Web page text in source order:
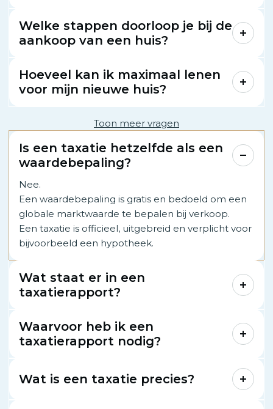
Welke stappen doorloop je bij de
aankoop van een huis?
Hoeveel kan ik maximaal lenen
voor mijn nieuwe huis?
Toon meer vragen
Is een taxatie hetzelfde als een
waardebepaling?
Nee.
Een waardebepaling is gratis en bedoeld om een
globale marktwaarde te bepalen bij verkoop.
Een taxatie is officieel, uitgebreid en verplicht voor
bijvoorbeeld een hypotheek.
Wat staat er in een
taxatierapport?
Waarvoor heb ik een
taxatierapport nodig?
Wat is een taxatie precies?